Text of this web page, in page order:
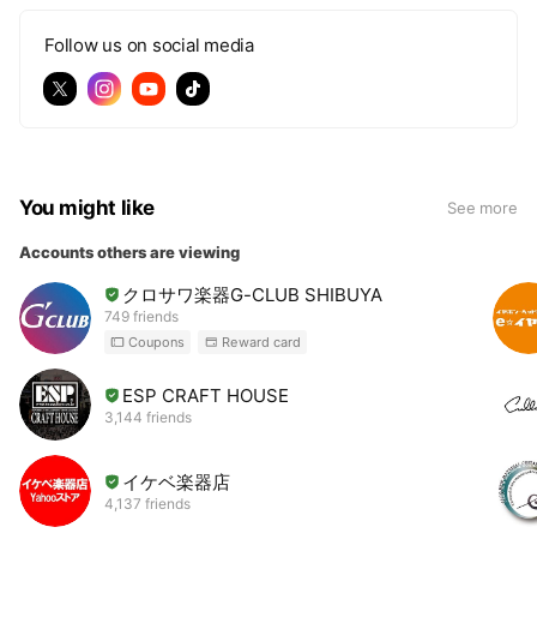
Follow us on social media
You might like See more
Accounts others are viewing
クロサワ楽器G-CLUB SHIBUYA
749 friends
Coupons Reward card
ESP CRAFT HOUSE
3,144 friends
イケベ楽器店
4,137 friends